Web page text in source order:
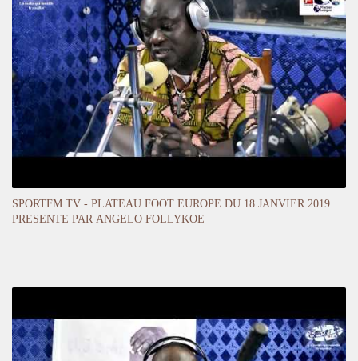
SPORTFM TV - PLATEAU FOOT EUROPE DU 18 JANVIER 2019
PRESENTE PAR ANGELO FOLLYKOE